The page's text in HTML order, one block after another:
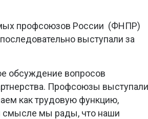
профсоюзов России (ФНПР)
выступали за
обсуждение вопросов
Профсоюзы выступали
как трудовую функцию,
смысле мы рады, что наши